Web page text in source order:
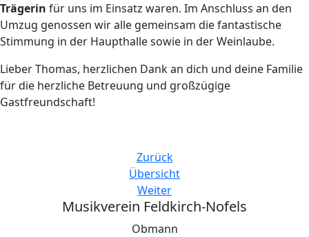
Trägerin für uns im Einsatz waren. Im Anschluss an den
Umzug genossen wir alle gemeinsam die fantastische
Stimmung in der Haupthalle sowie in der Weinlaube.
Lieber Thomas, herzlichen Dank an dich und deine Familie
für die herzliche Betreuung und großzügige
Gastfreundschaft!
Zurück
Übersicht
Weiter
Musikverein Feldkirch-Nofels
Obmann